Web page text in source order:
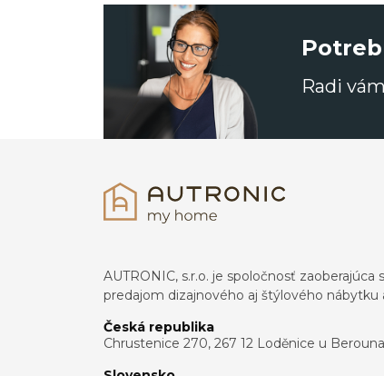
Radi
AUTRONIC, s.r.o. je spoločnosť
predajom dizajnového aj štýlového nábytku
Česká republika
Chrustenice 270, 267 12 Loděnice u Berouna